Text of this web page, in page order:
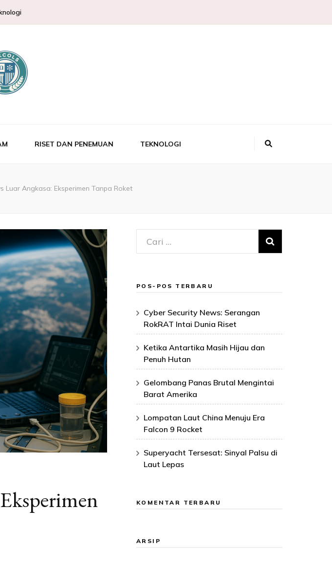
& Fakta Sains
RISET DAN PENEMUAN TEKNOLOGI
Luar Angkasa: Eksperimen Tanpa Roket
Cari
untuk:
POS-POS TERBARU
Cyber Security News: Serangan
RokRAT Intai Dunia Riset
Ketika Antartika Masih Hijau dan
Penuh Hutan
Gelombang Panas Brutal Mengintai
Barat Amerika
Lompatan Laut China Menuju Era
Falcon 9 Rocket
Superyacht Tersesat: Sinyal Palsu di
Laut Lepas
KOMENTAR TERBARU
ARSIP